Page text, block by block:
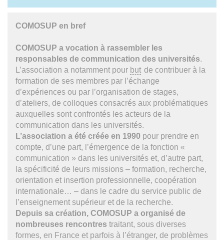
COMOSUP en bref
COMOSUP a vocation à rassembler les
responsables de communication des universités.
L’association a notamment pour but de contribuer à la
formation de ses membres par l’échange
d’expériences ou par l’organisation de stages,
d’ateliers, de colloques consacrés aux problématiques
auxquelles sont confrontés les acteurs de la
communication dans les universités.
L’association a été créée en 1990 pour prendre en
compte, d’une part, l’émergence de la fonction «
communication » dans les universités et, d’autre part,
la spécificité de leurs missions – formation, recherche,
orientation et insertion professionnelle, coopération
internationale… – dans le cadre du service public de
l’enseignement supérieur et de la recherche.
Depuis sa création, COMOSUP a organisé de
nombreuses rencontres traitant, sous diverses
formes, en France et parfois à l’étranger, de problèmes